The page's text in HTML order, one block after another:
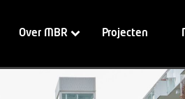
Over MBR Projecten